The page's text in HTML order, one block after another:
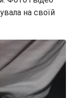
на своїй